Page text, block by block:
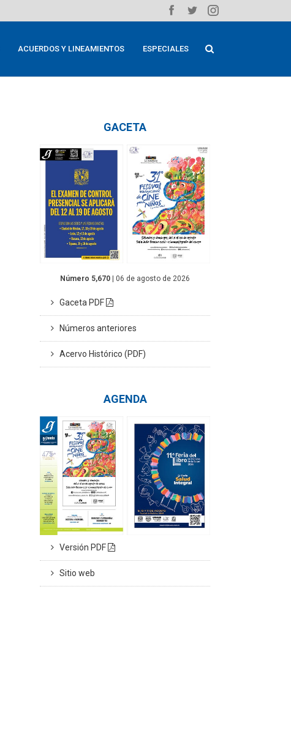
ACUERDOS Y LINEAMIENTOS ESPECIALES
GACETA
Número 5,670 | 06 de agosto de 2026
Gaceta PDF
Números anteriores
Acervo Histórico (PDF)
AGENDA
Versión PDF
Sitio web